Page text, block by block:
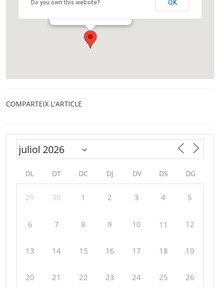
Passeig Turull, 2
Do you own this website? OK
COMPARTEIX L'ARTICLE
DL DT DC DJ DV DS DG
29 30 1 2 3 4 5
6 7 8 9 10 11 12
13 14 15 16 17 18 19
20 21 22 23 24 25 26